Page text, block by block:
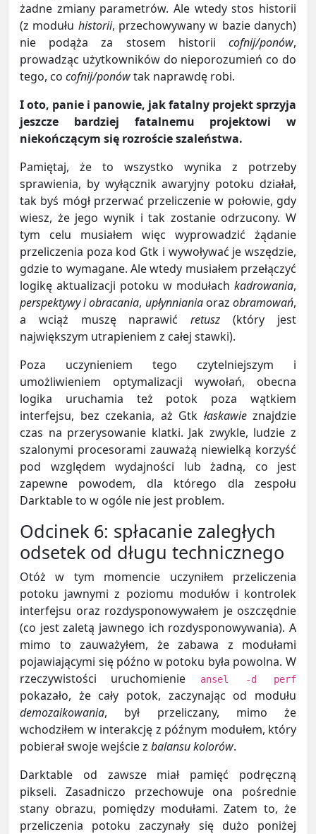
żadne zmiany parametrów. Ale wtedy stos historii
(z modułu historii, przechowywany w bazie danych)
nie podąża za stosem historii cofnij/ponów,
prowadząc użytkowników do nieporozumień co do
tego, co cofnij/ponówtak naprawdę robi.
I oto, panie i panowie, jak fatalny projekt sprzyja
jeszcze bardziej fatalnemu projektowi w
niekończącym się rozroście szaleństwa.
Pamiętaj, że to wszystko wynika z potrzeby
sprawienia, by wyłącznik awaryjny potoku działał,
tak byś mógł przerwać przeliczenie w połowie, gdy
wiesz, że jego wynik i tak zostanie odrzucony. W
tym celu musiałem więc wyprowadzić żądanie
przeliczenia poza kod Gtk i wywoływać je wszędzie,
gdzie to wymagane. Ale wtedy musiałem przełączyć
logikę aktualizacji potoku w modułach kadrowania,
perspektywy i obracania, upłynnianiaorazobramowań,
a wciąż muszę naprawićretusz (który jest
największym utrapieniem z całej stawki).
Poza uczynieniem tego czytelniejszym i
umożliwieniem optymalizacji wywołań, obecna
logika uruchamia też potok poza wątkiem
interfejsu, bez czekania, aż Gtk łaskawieznajdzie
czas na przerysowanie klatki. Jak zwykle, ludzie z
szalonymi procesorami zauważą niewielką korzyść
pod względem wydajności lub żadną, co jest
zapewne powodem, dla którego dla zespołu
Darktable to w ogóle nie jest problem.
Odcinek 6: spłacanie zaległych
odsetek od długu technicznego
Otóż w tym momencie uczyniłem przeliczenia
potoku jawnymi z poziomu modułów i kontrolek
interfejsu oraz rozdysponowywałem je oszczędnie
(co jest zaletą jawnego ich rozdysponowywania). A
mimo to zauważyłem, że zabawa z modułami
pojawiającymi się późno w potoku była powolna. W
rzeczywistości uruchomienie
ansel -d perf
pokazało, że cały potok, zaczynając od modułu
demozaikowania, był przeliczany, mimo że
wchodziłem w interakcję z późnym modułem, który
pobierał swoje wejście z balansu kolorów.
Darktable od zawsze miał pamięć podręczną
pikseli. Zasadniczo przechowuje ona pośrednie
stany obrazu, pomiędzy modułami. Zatem to, że
przeliczenia potoku zaczynały się dużo poniżej